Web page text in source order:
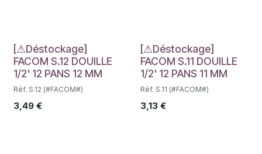
Déstockage
[⚠Déstockage]
FACOM S.12 DOUILLE
1/2' 12 PANS 12 MM
Réf. S.12 (#FACOM#)
3,49 €
Déstockage
[⚠Déstockage]
FACOM S.11 DOUILLE
1/2' 12 PANS 11 MM
Réf. S.11 (#FACOM#)
3,13€